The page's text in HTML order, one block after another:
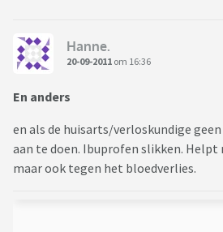
Hanne.
20-09-2011 om 16:36
En anders
en als de huisarts/verloskundige
aan te doen. Ibuprofen slikken.
maar ook tegen het bloedverlies.